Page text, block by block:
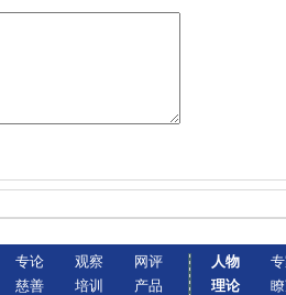
专论
慈善
观察
培训
网评
产品
人物
理论